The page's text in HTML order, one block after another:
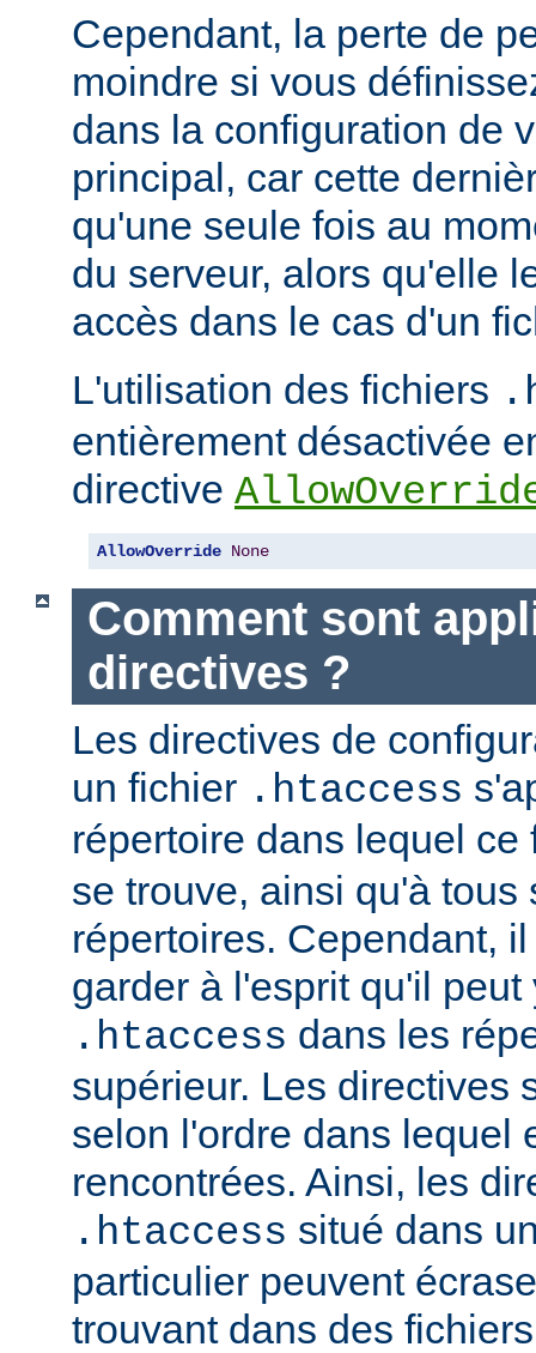
Cependant, la perte de
moindre si vous
dans la configuration de
principal, car cette
qu'une seule fois au
du serveur, alors qu'elle
accès dans le cas d'un
L'utilisation des fichiers
entièrement désactivée
directive
AllowOverride None
Comment sont
directives ?
Les directives de
un fichier .htaccess
répertoire dans lequel
se trouve, ainsi qu'à tous
répertoires. Cependant,
garder à l'esprit qu'il
.htaccess dans les
supérieur. Les directives
selon l'ordre dans lequel
rencontrées. Ainsi, les
.htaccess situé dans
particulier peuvent
trouvant dans des